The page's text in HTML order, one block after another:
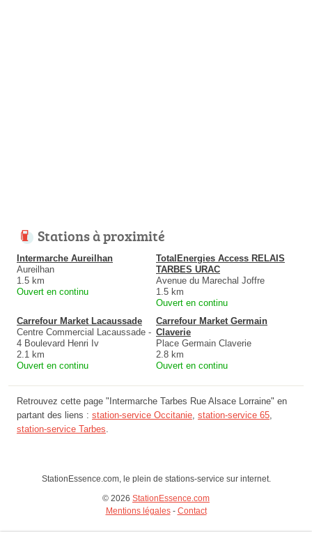
Stations à proximité
Intermarche Aureilhan
Aureilhan
1.5 km
Ouvert en continu
TotalEnergies Access RELAIS
TARBES URAC
Avenue du Marechal Joffre
1.5 km
Ouvert en continu
Carrefour Market Lacaussade
Centre Commercial Lacaussade -
4 Boulevard Henri Iv
2.1 km
Ouvert en continu
Carrefour Market Germain
Claverie
Place Germain Claverie
2.8 km
Ouvert en continu
Retrouvez cette page "Intermarche Tarbes Rue Alsace Lorraine" en
partant des liens : station-service Occitanie, station-service 65,
station-service Tarbes.
StationEssence.com, le plein de stations-service sur internet.
© 2026 StationEssence.com
Mentions légales- Contact